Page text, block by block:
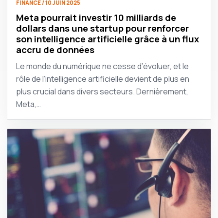
FINANCE / 10 JUIN 2025
Meta pourrait investir 10 milliards de
dollars dans une startup pour renforcer
son intelligence artificielle grâce à un flux
accru de données
Le monde du numérique ne cesse d’évoluer, et le
rôle de l’intelligence artificielle devient de plus en
plus crucial dans divers secteurs. Dernièrement,
Meta,…